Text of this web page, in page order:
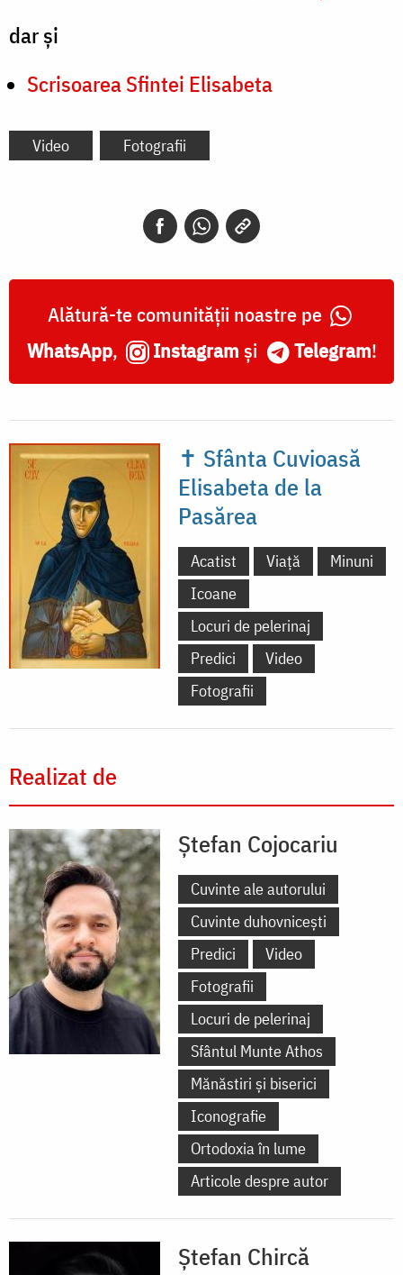
dar și
Scrisoarea Sfintei Elisabeta
Video Fotografii
Alătură-te comunității noastre pe
WhatsApp, Instagram și Telegram!
✝ Sfânta Cuvioasă
Elisabeta de la
Pasărea
Acatist Viață
Minuni
Icoane
Locuri de pelerinaj
Predici
Video
Fotografii
Realizat de
Ștefan Cojocariu
Cuvinte ale autorului
Cuvinte duhovnicești
Predici
Video
Fotografii
Locuri de pelerinaj
Sfântul Munte Athos
Mănăstiri și biserici
Iconografie
Ortodoxia în lume
Articole despre autor
Ștefan Chircă